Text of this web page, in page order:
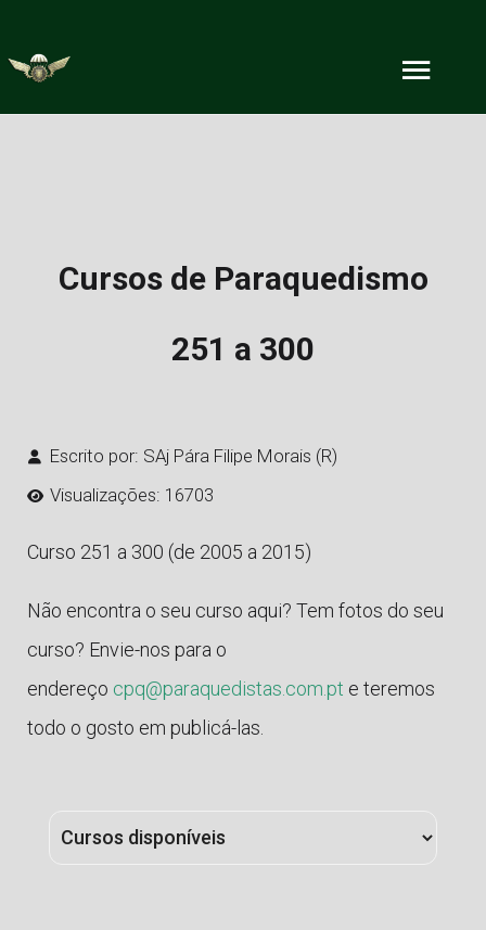
Cursos de Paraquedismo
251 a 300
Escrito por: SAj Pára Filipe Morais (R)
Visualizações: 16703
Curso 251 a 300 (de 2005 a 2015)
Não encontra o seu curso aqui? Tem fotos do seu
curso? Envie-nos para o
endereço cpq@paraquedistas.com.pt e teremos
todo o gosto em publicá-las.